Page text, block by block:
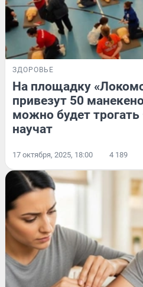
ЗДОРОВЬЕ
На площадку
привезут 50
можно будет
научат
17 октября, 2025, 18:00 4 189